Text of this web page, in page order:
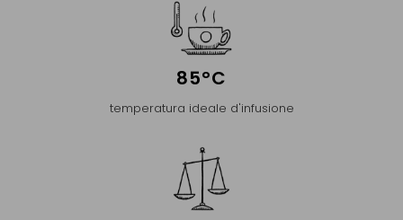
85°C
temperatura ideale d'infusione